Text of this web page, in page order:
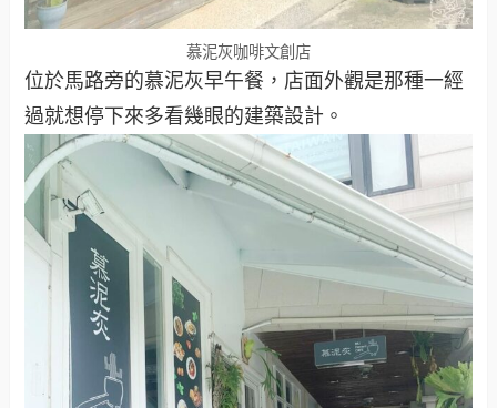
慕泥灰咖啡文創店
位於馬路旁的慕泥灰早午餐，店面外觀是那種一經
過就想停下來多看幾眼的建築設計。